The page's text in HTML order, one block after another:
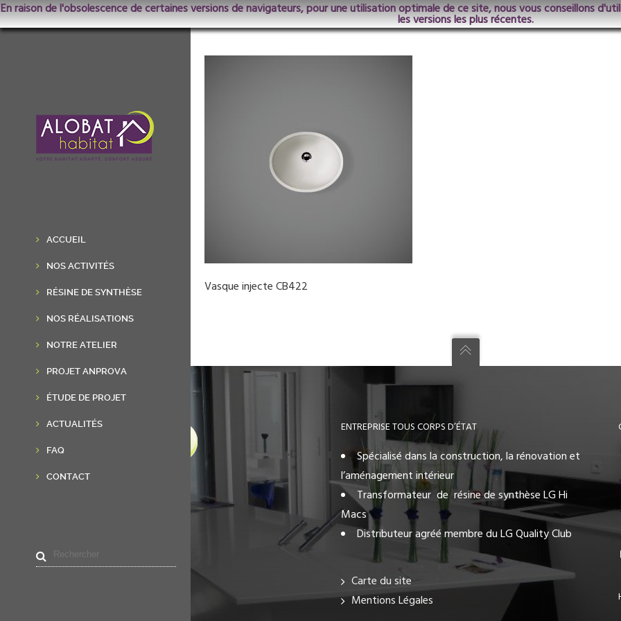
En raison de l'obsolescence de certaines versions de navigateurs, pour une utilisation optimale de ce site, nous vous conseillons
les versions les plus récentes.
ACCUEIL
NOS ACTIVITÉS
RÉSINE DE SYNTHÈSE
NOS RÉALISATIONS
NOTRE ATELIER
PROJET ANPROVA
ÉTUDE DE PROJET
ACTUALITÉS
FAQ
CONTACT
Vasque injecte CB422
Accueil
Résine de synthèse
ENTREPRISE TOUS CORPS D’ÉTAT
Spécialisé dans la construction, la rénovation et
l’aménagement intérieur
Transformateur de résine de synthèse LG Hi
Macs
Distributeur agréé membre du LG Quality Club
Carte du site
Mentions Légales